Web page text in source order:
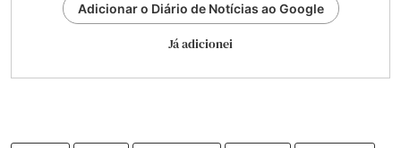
Adicionar o Diário de Notícias ao Google
Já adicionei